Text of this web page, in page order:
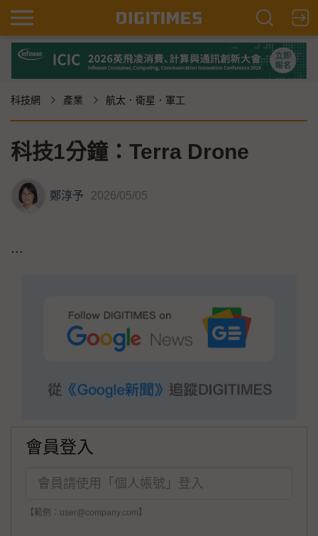
科技網 產業 航太．衛星．軍工
科技1分鐘：Terra Drone
鄭淳予 2026/05/05
...
會員登入
【範例：user@company.com】